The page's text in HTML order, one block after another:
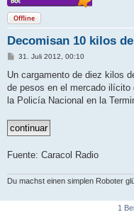
Offline
Decomisan 10 kilos
B
i
r
a
31. Juli 2012, 00:10
Un cargamento de diez kilos
de pesos en el mercado ilícito
la Policía Nacional en la
Fuente: Caracol Radio
Du machst einen simplen Roboter
1